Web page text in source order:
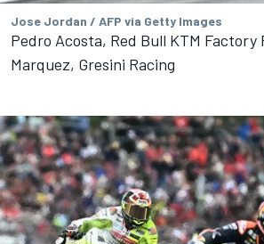
Jose Jordan / AFP via Getty Images
Pedro Acosta, Red Bull KTM Factory
Marquez, Gresini Racing